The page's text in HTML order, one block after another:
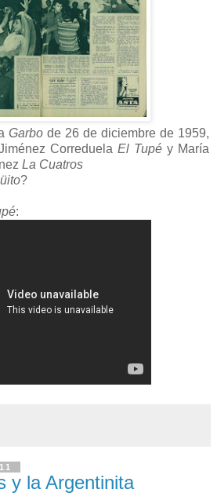
Garbo de 26 de diciembre de 1959,
Correduela El Tupéy María
La Cuatros
?
:
y la Argentinita